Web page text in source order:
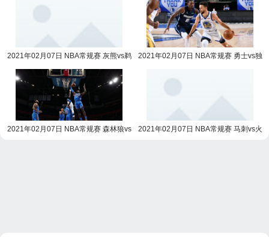
2021年02月07日 NBA常规赛 灰熊vs鹈
2021年02月07日 NBA常规赛 勇士vs独
2021年02月07日 NBA常规赛 森林狼vs
2021年02月07日 NBA常规赛 马刺vs火